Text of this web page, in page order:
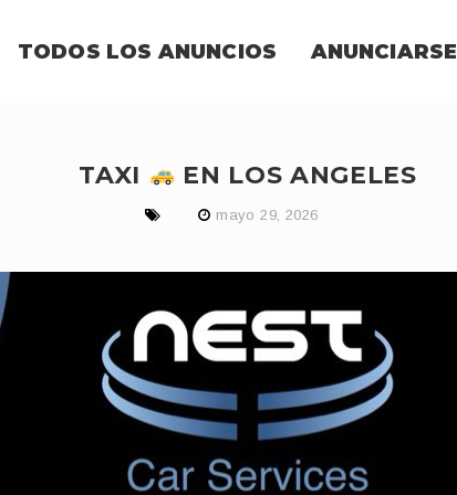
TODOS LOS ANUNCIOS ANUNCIARSE
TAXI EN LOS ANGELES
mayo 29, 2026